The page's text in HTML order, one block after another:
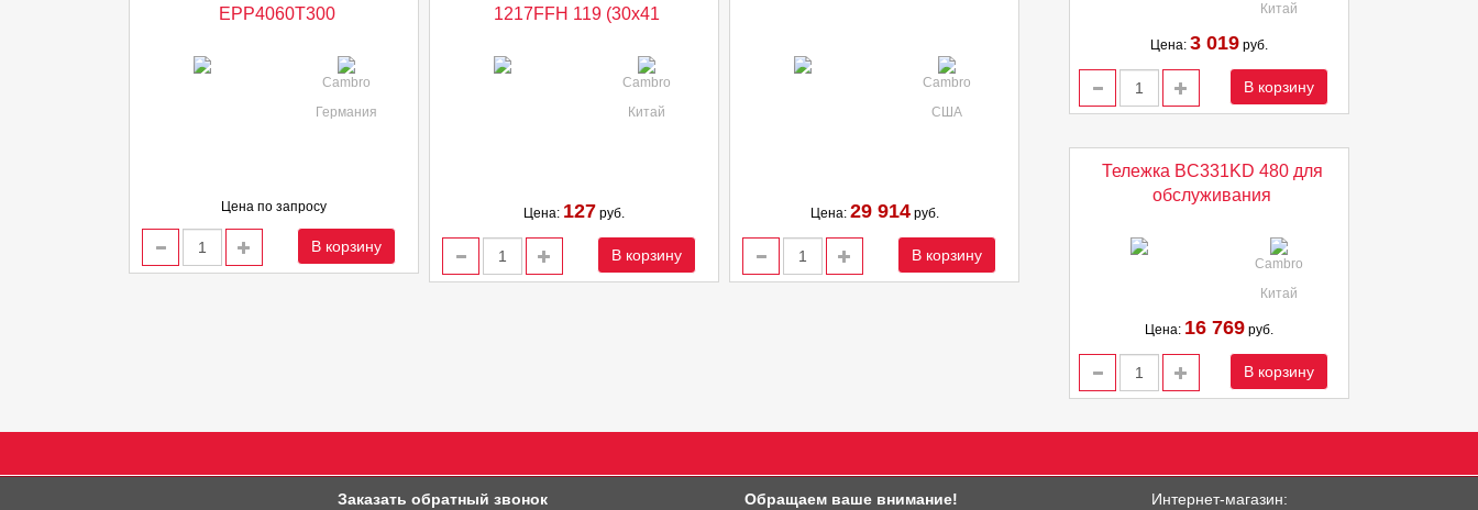
EPP4060T300
Cambro
Германия
Цена по запросу
В корзину
1217FFH 119 (30х41
Cambro
Китай
Цена: 127 руб.
В корзину
Cambro
США
Цена: 29 914руб.
В корзину
Китай
Цена: 3 019 руб.
В корзину
Тележка BC331KD 480 для
обслуживания
Cambro
Китай
Цена: 16 769 руб.
В корзину
Заказать обратный звонок Обращаем ваше внимание! Интернет-магазин: